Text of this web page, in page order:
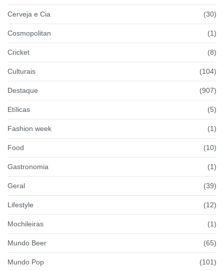
Cerveja e Cia (30)
Cosmopolitan (1)
Cricket (8)
Culturais (104)
Destaque (907)
Etílicas (5)
Fashion week (1)
Food (10)
Gastronomia (1)
Geral (39)
Lifestyle (12)
Mochileiras (1)
Mundo Beer (65)
Mundo Pop (101)